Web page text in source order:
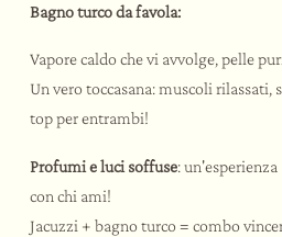
Bagno turco da favola:
Vapore caldo che vi avvolge, pelle
Un vero toccasana: muscoli rilassati,
top per entrambi!
Profumi e luci soffuse:
con chi ami!
Jacuzzi + bagno turco = combo